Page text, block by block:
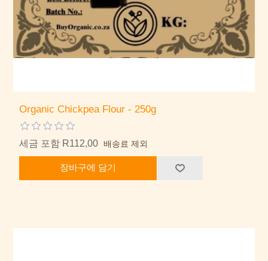
Organic Chickpea Flour - 250g
세금 포함 R112,00 배송료 제외
장바구에 담기